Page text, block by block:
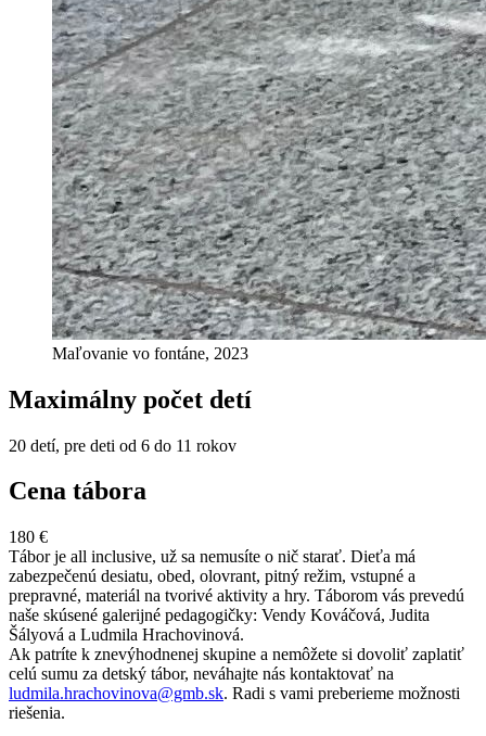
Maľovanie vo fontáne, 2023
Maximálny počet detí
20 detí, pre deti od 6 do 11 rokov
Cena tábora
180 €
Tábor je all inclusive, už sa nemusíte o nič starať. Dieťa má
zabezpečenú desiatu, obed, olovrant, pitný režim, vstupné a
prepravné, materiál na tvorivé aktivity a hry. Táborom vás prevedú
naše skúsené galerijné pedagogičky: Vendy Kováčová, Judita
Šályová a Ludmila Hrachovinová.
Ak patríte k znevýhodnenej skupine a nemôžete si dovoliť zaplatiť
celú sumu za detský tábor, neváhajte nás kontaktovať na
ludmila.hrachovinova@gmb.sk. Radi s vami preberieme možnosti
riešenia.